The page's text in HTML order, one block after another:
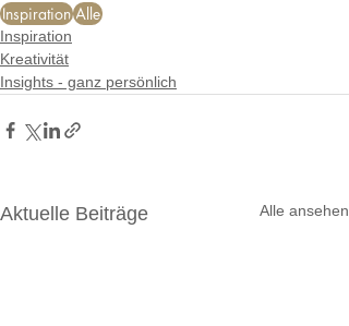
Inspiration Alle
Inspiration
Kreativität
Insights - ganz persönlich
Aktuelle Beiträge Alle ansehen